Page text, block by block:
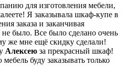
для изготовления мебели,
Я заказывала шкаф-купе в
заказа и заканчивая
было. Все было сделано очень
же мне ещё скидку сделали!
Алексею за прекрасный шкаф!
буду заказывать только